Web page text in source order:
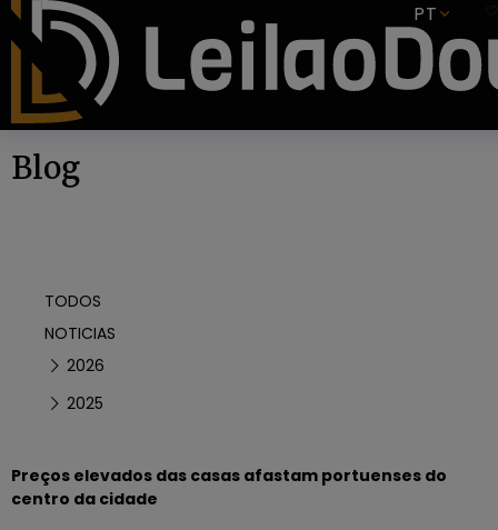
PT
Blog
TODOS
NOTICIAS
2026
2025
Preços elevados das casas afastam portuenses do
centro da cidade
SUBSCREVER